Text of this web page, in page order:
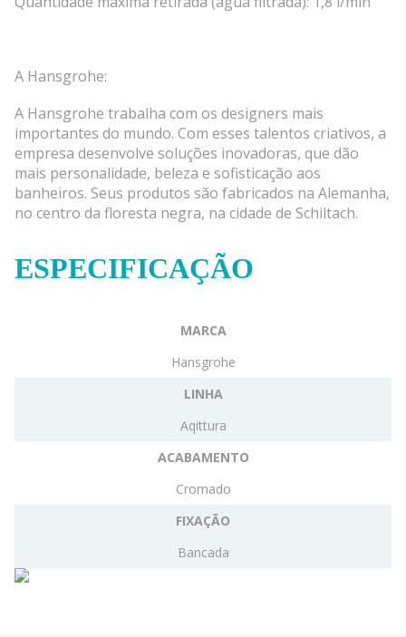
A Hansgrohe:
A Hansgrohe trabalha com os designers mais
importantes do mundo. Com esses talentos criativos, a
empresa desenvolve soluções inovadoras, que dão
mais personalidade, beleza e sofisticação aos
banheiros. Seus produtos são fabricados na Alemanha,
no centro da floresta negra, na cidade de Schiltach.
ESPECIFICAÇÃO
MARCA
Hansgrohe
LINHA
Aqittura
ACABAMENTO
Cromado
FIXAÇÃO
Bancada